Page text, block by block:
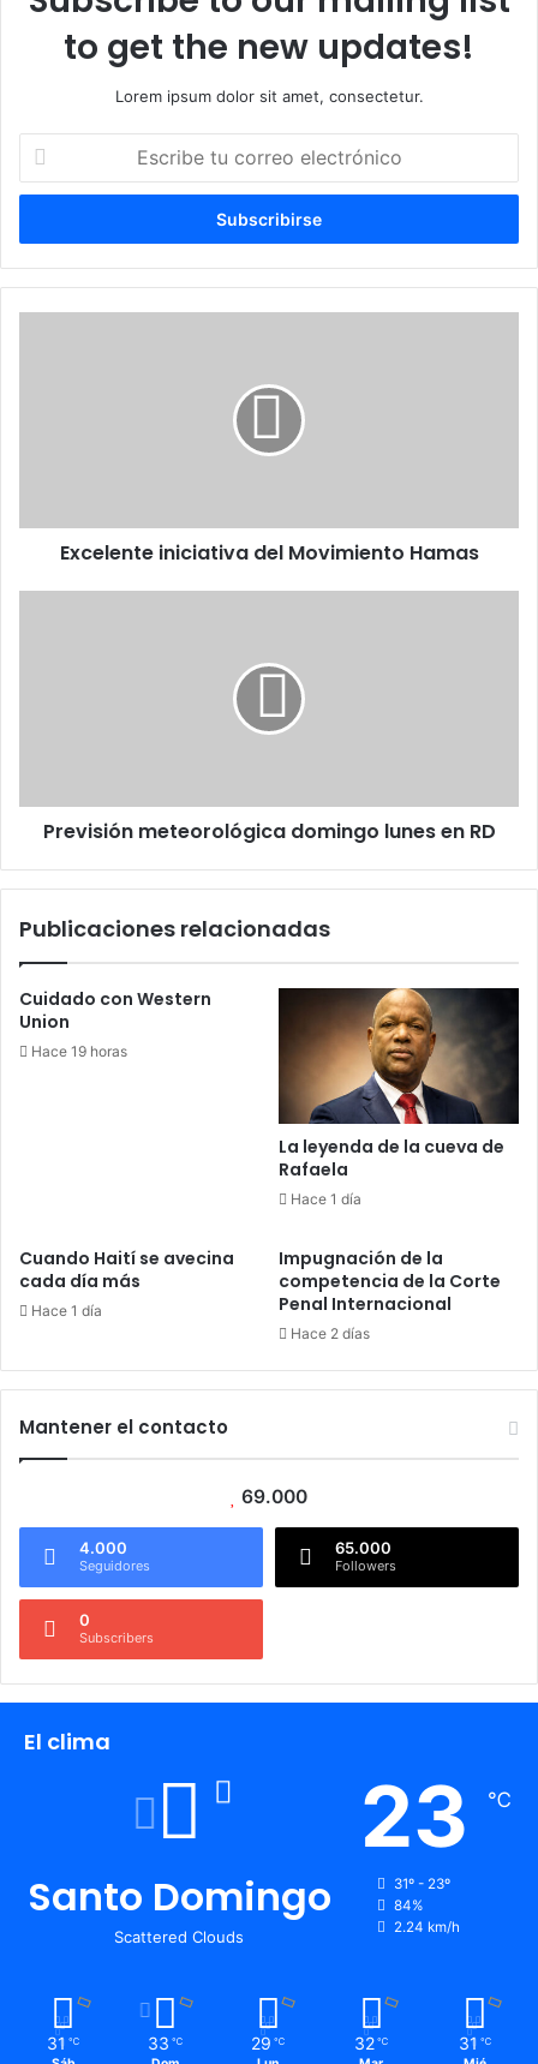
to get the new updates!
Lorem ipsum dolor sit amet, consectetur.
Escribe
correo
Excelente iniciativa del Movimiento Hamas
Previsión meteorológica domingo lunes en RD
Publicaciones relacionadas
Cuidado con Western
Union
Hace 19 horas
La leyenda de la cueva de
Rafaela
Hace 1 día
Cuando Haití se avecina
cada día más
Hace 1 día
Impugnación de la
competencia de la Corte
Penal Internacional
Hace 2 días
Mantener el contacto
69.000
4.000
Seguidores
65.000
Followers
0
Subscribers
El clima
Santo Domingo
Scattered Clouds
23 ℃
31º - 23º
84%
2.24 km/h
31 ℃ 33 ℃ 29 ℃ 32 ℃ 31 ℃